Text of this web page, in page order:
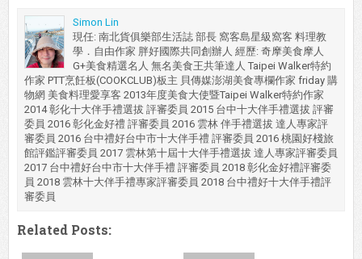
Simon Lin
現任: 南北貨俱樂部生活誌 部長 窩客島星級窩客 料理教
學．自由作家 胖好國際共同創辦人 經歷: 奇摩美食摩人
G+美食精選名人 無名美食王共筆達人 Taipei Walker特約
作家 PTT烹飪板(COOKCLUB)板主 貝傳媒澎湖美食專欄作家 friday 購
物網 美食料理愛享客 2013年度美食大使暨Taipei Walker特約作家
2014 彰化十大伴手禮選拔 評審委員 2015 台中十大伴手禮選拔 評審
委員 2016 彰化金好禮 評審委員 2016 雲林 伴手禮選拔 達人專家評
審委員 2016 台中禮好台中市十大伴手禮 評審委員 2016 桃園好棧旅
館評鑑評審委員 2017 雲林第十屆十大伴手禮選拔 達人專家評審委員
2017 台中禮好台中市十大伴手禮 評審委員 2018 彰化金好禮評審委
員 2018 雲林十大伴手禮專家評審委員 2018 台中禮好十大伴手禮評
審委員
Related Posts: